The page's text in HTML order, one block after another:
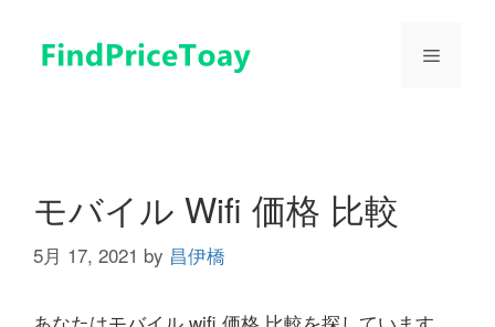
メ
モバイル Wifi 価格 比較
5月 17, 2021 by 昌伊橋
あなたはモバイル wifi 価格 比較を探しています